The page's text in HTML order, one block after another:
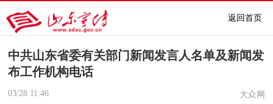
返回首页
中共山东省委有关部门新闻发言人名单及新闻发
布工作机构电话
03/28 11:46 大众网